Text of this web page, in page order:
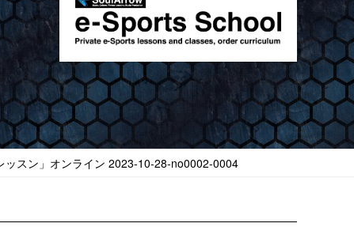
ッスン」オンライン 2023-10-28-no0002-0004